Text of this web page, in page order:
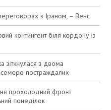
з Іраном, – Венс
контингент біля кордону із
зіткнулася з двома
семеро постраждалих
прохолодний фронт
понеділок